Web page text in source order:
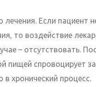
Если пациент
то воздействие
– отсутствовать.
пищей спровоцирует
хронический процесс.